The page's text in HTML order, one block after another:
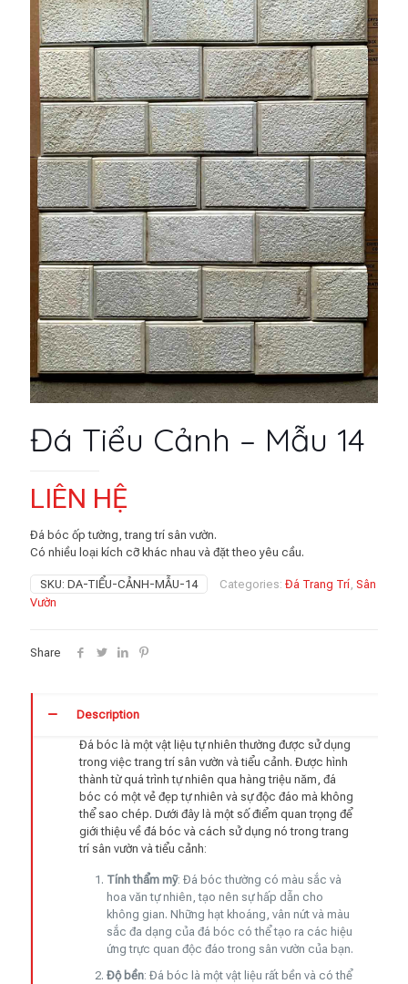
Đá Tiểu Cảnh – Mẫu 14
LIÊN HỆ
Đá bóc ốp tường, trang trí sân vườn.
Có nhiều loại kích cỡ khác nhau và đặt theo yêu cầu.
SKU: DA-TIỂU-CẢNH-MẪU-14 Categories: Đá Trang Trí, Sân
Vườn
Share
Description
Đá bóc là một vật liệu tự nhiên thường được sử dụng
trong việc trang trí sân vườn và tiểu cảnh. Được hình
thành từ quá trình tự nhiên qua hàng triệu năm, đá
bóc có một vẻ đẹp tự nhiên và sự độc đáo mà không
thể sao chép. Dưới đây là một số điểm quan trọng để
giới thiệu về đá bóc và cách sử dụng nó trong trang
trí sân vườn và tiểu cảnh:
Tính thẩm mỹ: Đá bóc thường có màu sắc và
hoa văn tự nhiên, tạo nên sự hấp dẫn cho
không gian. Những hạt khoáng, vân nứt và màu
sắc đa dạng của đá bóc có thể tạo ra các hiệu
ứng trực quan độc đáo trong sân vườn của bạn.
Độ bền: Đá bóc là một vật liệu rất bền và có thể